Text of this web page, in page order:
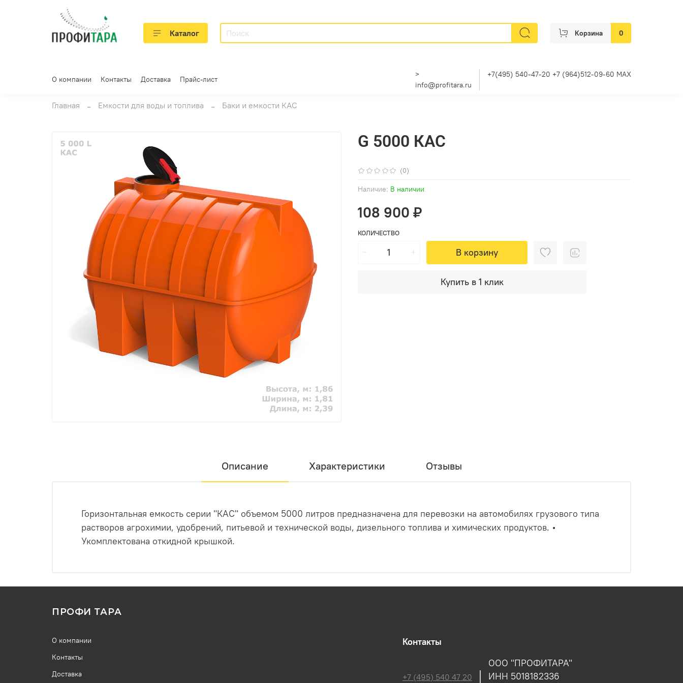
Каталог Корзина 0
О компании Контакты Доставка Прайс-лист
>
info@profitara.ru
+7(495) 540-47-20 +7 (964)512-09-60 MAX
Главная Емкости для воды и топлива Баки и емкости КАС
(0)
Наличие: В наличии
G 5000 КАС
108 900 ₽
КОЛИЧЕСТВО
В корзину
Купить в 1 клик
Описание Характеристики Отзывы
Горизонтальная емкость серии "КАС" объемом 5000 литров предназначена для перевозки на автомобилях грузового типа
растворов агрохимии, удобрений, питьевой и технической воды, дизельного топлива и химических продуктов. •
Укомплектована откидной крышкой.
ПРОФИ ТАРА
О компании
Контакты
Доставка
Контакты
+7 (495) 540 47 20
ООО "ПРОФИТАРА"
ИНН 5018182336